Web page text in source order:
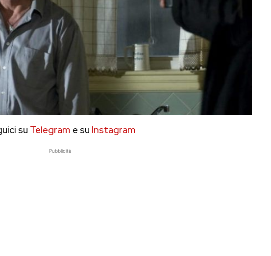
su Telegram e su Instagram
Pubblicità